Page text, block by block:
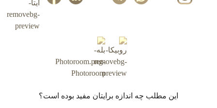
این مطلب چه‌ اندازه برایتان مفید بوده است؟